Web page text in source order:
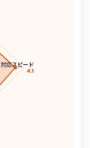
対応スピード
4.1